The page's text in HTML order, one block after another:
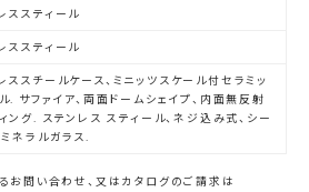
ススティール
ススティール
ススチールケース、ミニッツスケール付セラミッ
. サファイア、両面ドームシェイプ、内面無反射
ング. ステンレス スティール、ネジ込み式、シー
ネラルガラス.
お問い合わせ、又はカタログのご請求は